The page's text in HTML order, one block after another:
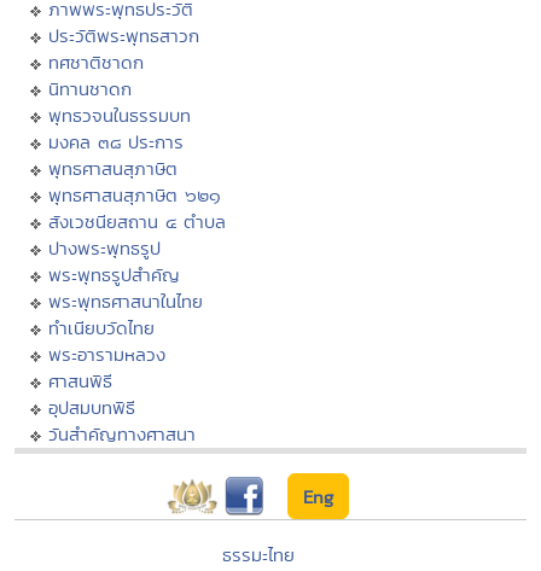
ภาพพระพุทธประวัติ
ประวัติพระพุทธสาวก
ทศชาติชาดก
นิทานชาดก
พุทธวจนในธรรมบท
มงคล ๓๘ ประการ
พุทธศาสนสุภาษิต
พุทธศาสนสุภาษิต ๖๒๑
สังเวชนียสถาน ๔ ตำบล
ปางพระพุทธรูป
พระพุทธรูปสำคัญ
พระพุทธศาสนาในไทย
ทำเนียบวัดไทย
พระอารามหลวง
ศาสนพิธี
อุปสมบทพิธี
วันสำคัญทางศาสนา
Eng
ธรรมะไทย